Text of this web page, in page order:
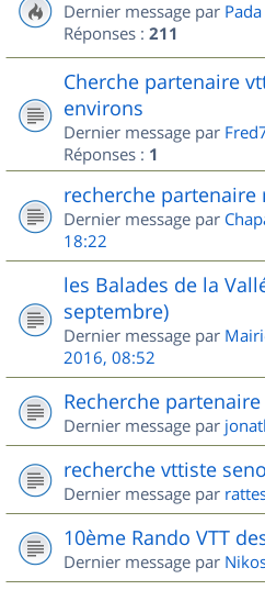
Dernier message par Pada
Réponses : 211
Cherche partenaire
environs
Dernier message par
Réponses : 1
recherche partenaire
Dernier message par
18:22
les Balades de la
septembre)
Dernier message par
2016, 08:52
Recherche
Dernier message par
recherche vttiste
Dernier message par
10ème Rando VTT
Dernier message par